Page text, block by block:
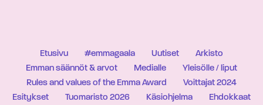
Etusivu #emmagaala Uutiset
Arkisto
Emman säännöt & arvot
Medialle
Yleisölle / liput
Rules and values of the Emma Award
Voittajat 2024
Esitykset
Tuomaristo 2026 Käsiohjelma
Ehdokkaat